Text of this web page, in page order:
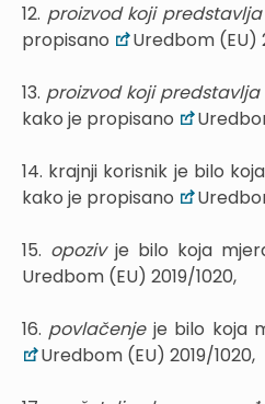
12. proizvod koji
propisano
Uredbom (EU)
13. proizvod koji predstavlja
kako je propisano
14. krajnji korisnik je bilo
kako je propisano
15. opoziv je bilo koja
Uredbom (EU) 2019/1020,
16. povlačenje je bilo koja
Uredbom (EU) 2019/1020,